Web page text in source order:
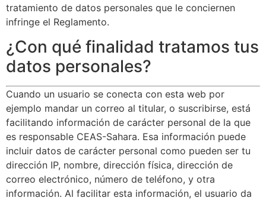
tratamiento de datos personales que le conciernen
infringe el Reglamento.
¿Con qué finalidad tratamos tus
datos personales?
Cuando un usuario se conecta con esta web por
ejemplo mandar un correo al titular, o suscribirse, está
facilitando información de carácter personal de la que
es responsable CEAS-Sahara. Esa información puede
incluir datos de carácter personal como pueden ser tu
dirección IP, nombre, dirección física, dirección de
correo electrónico, número de teléfono, y otra
información. Al facilitar esta información, el usuario da